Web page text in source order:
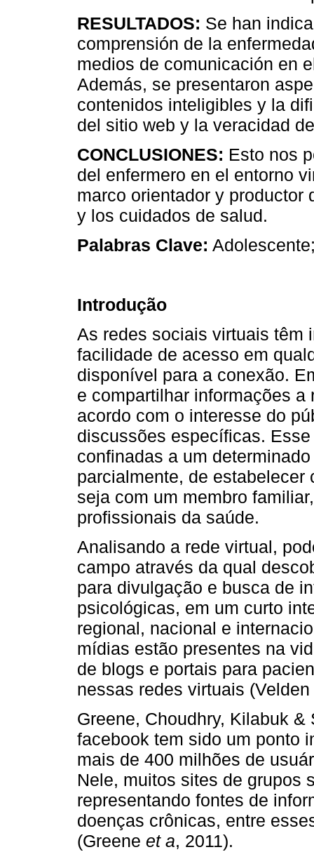
RESULTADOS: Se han
comprensión de la
medios de comunicación en
Además, se presentaron
contenidos inteligibles y la
del sitio web y la veracidad
CONCLUSIONES: Esto nos
del enfermero en el entorno
marco orientador y productor
y los cuidados de salud.
Palabras Clave:
Introdução
As redes sociais virtuais têm
facilidade de acesso em
disponível para a conexão.
e compartilhar informações
acordo com o interesse do
discussões específicas.
confinadas a um
parcialmente, de
seja com um membro
profissionais da saúde.
Analisando a rede virtual,
campo através da qual
para divulgação e busca de
psicológicas, em um curto
regional, nacional e
mídias estão presentes na
de blogs e portais para
nessas redes virtuais
Greene, Choudhry, Kilabuk
facebook tem sido um ponto
mais de 400 milhões de
Nele, muitos sites de grupos
representando fontes de
doenças crônicas, entre
(Greene et a, 2011).